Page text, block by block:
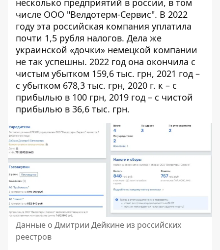
несколько предприятий в россии, в том
числе ООО "Велдотерм-Сервис". В 2022
году эта российская компания уплатила
почти 1,5 рубля налогов. Дела же
украинской «дочки» немецкой компании
не так успешны. 2022 год она окончила с
чистым убытком 159,6 тыс. грн, 2021 год –
с убытком 678,3 тыс. грн, 2020 г. к – с
прибылью в 100 грн, 2019 год – с чистой
прибылью в 36,6 тыс. грн.
Данные о Дмитрии Дейкине из российских
реестров